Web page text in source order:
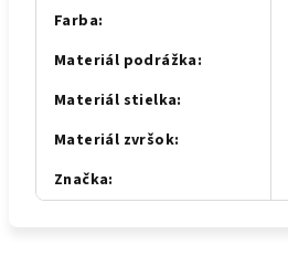
Farba:
Materiál podrážka:
Materiál stielka:
Materiál zvršok:
Značka: